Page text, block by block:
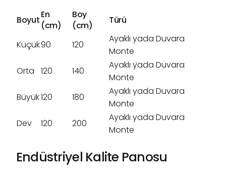
BoyutEn
(cm)
Boy
(cm)
Türü
Küçük90 120
Ayaklı yada Duvara
Monte
Orta
120 140
Ayaklı yada Duvara
Monte
Büyük120 180
Ayaklı yada Duvara
Monte
Dev
120 200
Ayaklı yada Duvara
Monte
Endüstriyel Kalite Panosu